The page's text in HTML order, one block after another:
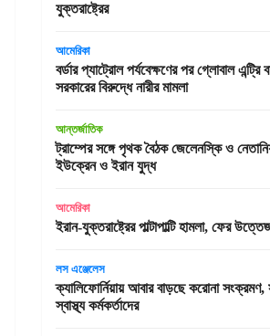
যুক্তরাষ্ট্রের
আমেরিকা
বর্ডার প্যাট্রোল পর্যবেক্ষণের পর গ্লোবাল এন্ট্রি
সরকারের বিরুদ্ধে নারীর মামলা
আন্তর্জাতিক
ট্রাম্পের সঙ্গে পৃথক বৈঠক জেলেনস্কি ও
ইউক্রেন ও ইরান যুদ্ধ
আমেরিকা
ইরান-যুক্তরাষ্ট্রের পাল্টাপাল্টি হামলা, ফের
লস এঞ্জেলেস
ক্যালিফোর্নিয়ায় আবার বাড়ছে করোনা সংক্রমণ,
স্বাস্থ্য কর্মকর্তাদের